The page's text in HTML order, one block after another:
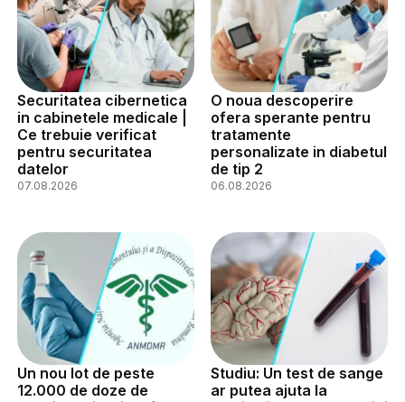
Securitatea cibernetica
in cabinetele medicale |
Ce trebuie verificat
pentru securitatea
datelor
07.08.2026
O noua descoperire
ofera sperante pentru
tratamente
personalizate in diabetul
de tip 2
06.08.2026
Un nou lot de peste
12.000 de doze de
Studiu: Un test de sange
ar putea ajuta la